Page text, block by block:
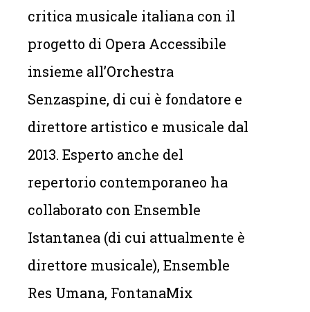
critica musicale italiana con il
progetto di Opera Accessibile
insieme all’Orchestra
Senzaspine, di cui è fondatore e
direttore artistico e musicale dal
2013. Esperto anche del
repertorio contemporaneo ha
collaborato con Ensemble
Istantanea (di cui attualmente è
direttore musicale), Ensemble
Res Umana, FontanaMix